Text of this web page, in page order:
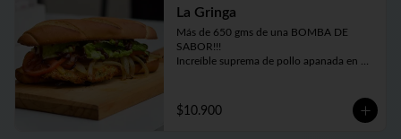
La Gringa
Más de 650 gms de una BOMBA DE
SABOR!!!
Increíble suprema de pollo apanada en
rodajas, lechuga fresca picada y salsa
barbecue casera. Todo elaborado por
$10.900